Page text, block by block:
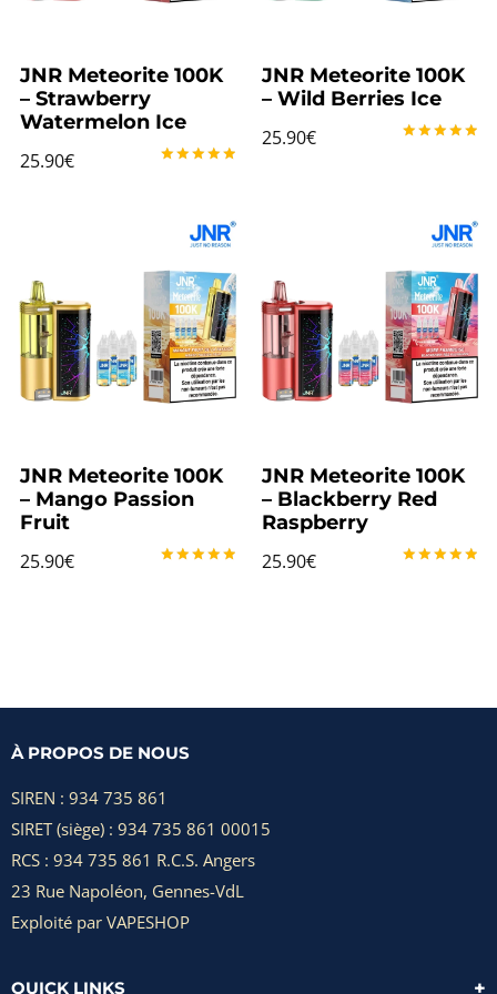
JNR Meteorite 100K
– Strawberry
Watermelon Ice
25.90€
JNR Meteorite 100K
– Wild Berries Ice
25.90€
JNR Meteorite 100K
– Mango Passion
Fruit
25.90€
JNR Meteorite 100K
– Blackberry Red
Raspberry
25.90€
À PROPOS DE NOUS
SIREN : 934 735 861
SIRET (siège) : 934 735 861 00015
RCS : 934 735 861 R.C.S. Angers
23 Rue Napoléon, Gennes-VdL
Exploité par VAPESHOP
QUICK LINKS